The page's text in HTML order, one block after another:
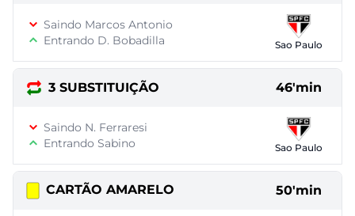
Saindo Marcos Antonio
Entrando D. Bobadilla
Sao Paulo
3 SUBSTITUIÇÃO 46'min
Saindo N. Ferraresi
Entrando Sabino
Sao Paulo
CARTÃO AMARELO 50'min